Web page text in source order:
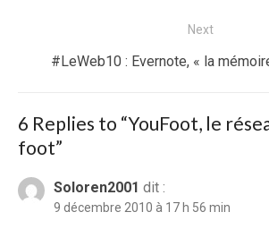
Next
Next
#LeWeb10 : Evernote, « la
6 Replies to “YouFoot, le
foot”
Soloren2001 dit :
9 décembre 2010 à 17 h 56 min